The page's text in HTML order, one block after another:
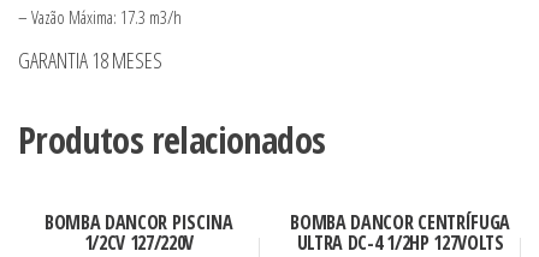
– Vazão Máxima: 17.3 m3/h
GARANTIA 18 MESES
Produtos relacionados
BOMBA DANCOR PISCINA
1/2CV 127/220V
BOMBA DANCOR CENTRÍFUGA
ULTRA DC-4 1/2HP 127VOLTS